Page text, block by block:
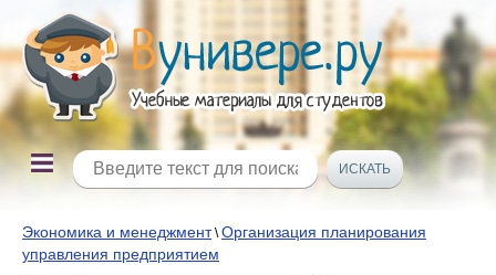
Экономика и менеджмент\Организация планирования
управления предприятием